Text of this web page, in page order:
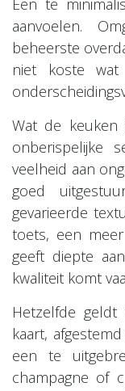
Een te
aanvoelen.
beheerste
niet koste
Wat de
onberispelijke
veelheid aan
goed
gevarieerde
toets, een
geeft diepte
kwaliteit komt
Hetzelfde
kaart,
een te
champagne of